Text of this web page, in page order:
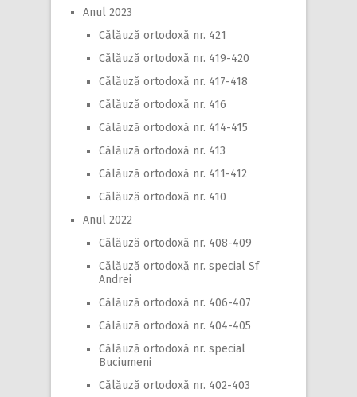
Anul 2023
Călăuză ortodoxă nr. 421
Călăuză ortodoxă nr. 419-420
Călăuză ortodoxă nr. 417-418
Călăuză ortodoxă nr. 416
Călăuză ortodoxă nr. 414-415
Călăuză ortodoxă nr. 413
Călăuză ortodoxă nr. 411-412
Călăuză ortodoxă nr. 410
Anul 2022
Călăuză ortodoxă nr. 408-409
Călăuză ortodoxă nr. special Sf
Andrei
Călăuză ortodoxă nr. 406-407
Călăuză ortodoxă nr. 404-405
Călăuză ortodoxă nr. special
Buciumeni
Călăuză ortodoxă nr. 402-403